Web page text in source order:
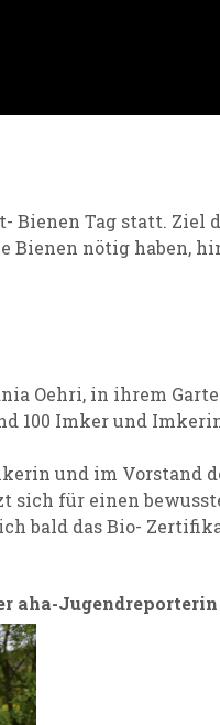
Bienen Tag statt. Ziel
Bienen nötig haben,
Oehri, in ihrem
100 Imker und
und im Vorstand
sich für einen
bald das Bio-
aha-Jugendreporterin